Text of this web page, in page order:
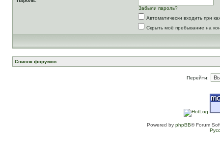
Забыли пароль?
Автоматически входить при
Скрыть моё пребывание на
Список форумов
Перейти:
Powered by phpBB® Forum